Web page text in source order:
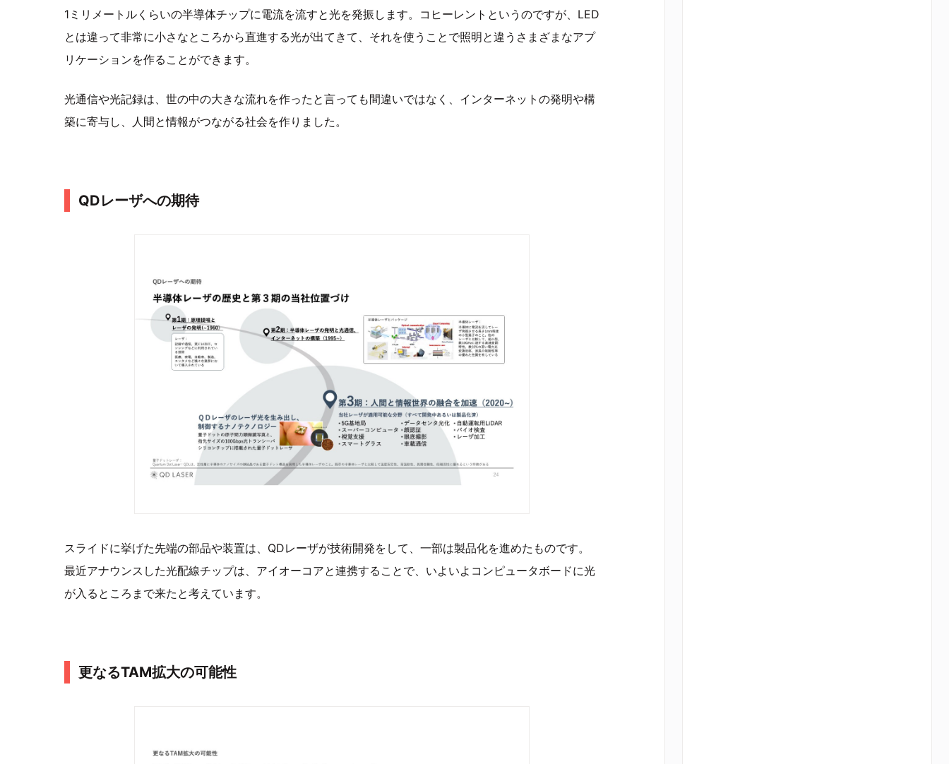
1ミリメートルくらいの半導体チップに電流を流すと光を発振します。コヒーレントというのですが、LED
とは違って非常に小さなところから直進する光が出てきて、それを使うことで照明と違うさまざまなアプ
リケーションを作ることができます。
光通信や光記録は、世の中の大きな流れを作ったと言っても間違いではなく、インターネットの発明や構
築に寄与し、人間と情報がつながる社会を作りました。
QDレーザへの期待
スライドに挙げた先端の部品や装置は、QDレーザが技術開発をして、一部は製品化を進めたものです。
最近アナウンスした光配線チップは、アイオーコアと連携することで、いよいよコンピュータボードに光
が入るところまで来たと考えています。
更なるTAM拡大の可能性